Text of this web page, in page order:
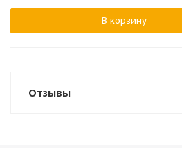
В корзину
Отзывы